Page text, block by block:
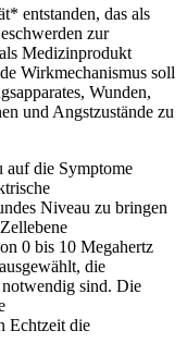
entstanden, das als
zur
Medizinprodukt
Wirkmechanismus soll
Wunden,
und Angstzustände zu
auf die Symptome
Niveau zu bringen
0 bis 10 Megahertz
die
notwendig sind. Die
Echtzeit die